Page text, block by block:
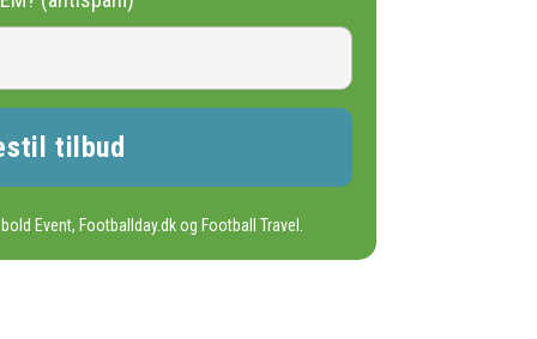
Event, Footballday.dk og Football Travel.